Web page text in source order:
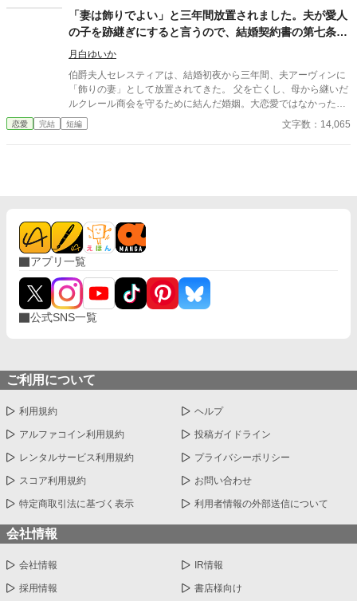
「妻は飾りでよい」と三年間放置されました。夫が愛人
の子を跡継ぎにすると言うので、結婚契約書の第七条を
読み上げます
月白ゆいか
伯爵夫人セレスティアは、結婚初夜から三年間、夫アーヴィンに
「飾りの妻」として放置されてきた。 父を亡くし、母から継いだ
ルクレール商会を守るために結んだ婚姻。大恋愛ではなかった。
それでもセレスティアは、いつか穏やかな夫婦になれるかもしれ
ないと、ほんの少しだけ期待していた。 しかし半年ぶりに屋敷へ
縁、持参財返還、違約金、資産回収を請求できる。 一か月前、王
立契約院の立会人ユリウスに問われて、セレスティアはようやく
自分の望みを言葉にした。 愛ではなく、自分の名を取り戻した
い。 夫の契約違反が公の場で明らかになる時、飾りと呼ばれた妻
は、自分の人生を取り戻す。
恋愛 完結 短編 文字数：14,065
アプリ一覧
公式SNS一覧
ご利用について
利用規約 ヘルプ
アルファコイン利用規約 投稿ガイドライン
レンタルサービス利用規約 プライバシーポリシー
スコア利用規約 お問い合わせ
特定商取引法に基づく表示 利用者情報の外部送信について
会社情報
会社情報 IR情報
採用情報 書店様向け